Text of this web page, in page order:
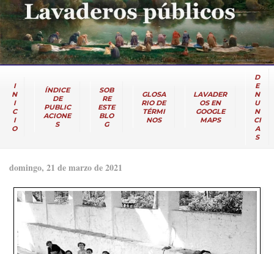
I
N
I
C
I
O
ÍNDICE
DE
PUBLIC
ACIONE
S
SOB
RE
ESTE
BLO
G
GLOSA
RIO DE
TÉRMI
NOS
LAVADER
OS EN
GOOGLE
MAPS
D
E
N
U
N
CI
A
S
domingo, 21 de marzo de 2021